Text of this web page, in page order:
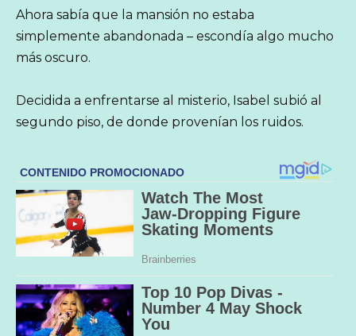
Ahora sabía que la mansión no estaba
simplemente abandonada – escondía algo mucho
más oscuro.
Decidida a enfrentarse al misterio, Isabel subió al
segundo piso, de donde provenían los ruidos.